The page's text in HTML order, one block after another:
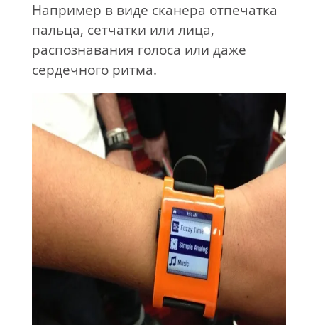
Например в виде сканера отпечатка
пальца, сетчатки или лица,
распознавания голоса или даже
сердечного ритма.